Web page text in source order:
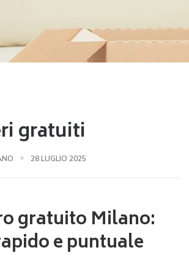
gratuiti
28 LUGLIO 2025
gratuito Milano:
e puntuale